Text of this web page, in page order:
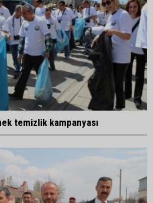
temizlik kampanyası